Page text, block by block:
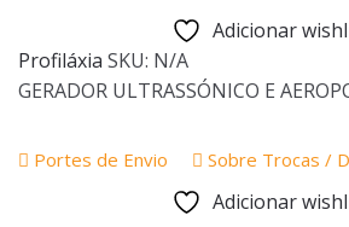
Adicionar
Profiláxia SKU: N/A
GERADOR ULTRASSÓNICO E
Portes de Envio Sobre Trocas /
Adicionar